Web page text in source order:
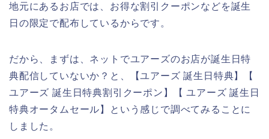
地元にあるお店では、お得な割引クーポンなどを誕生
日の限定で配布しているからです。
だから、まずは、ネットでユアーズのお店が誕生日特
典配信していないか？と、【ユアーズ 誕生日特典】【
ユアーズ 誕生日特典割引クーポン】【 ユアーズ 誕生日
特典オータムセール】という感じで調べてみることに
しました。